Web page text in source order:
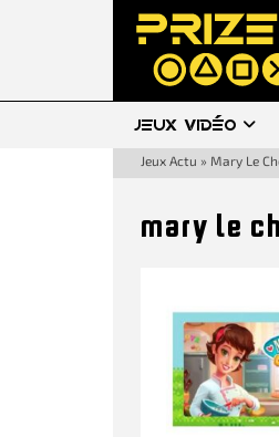
JEUX VIDÉO
Jeux Actu » Mary Le
mary le